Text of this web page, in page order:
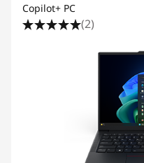
Copilot+ PC
(2)